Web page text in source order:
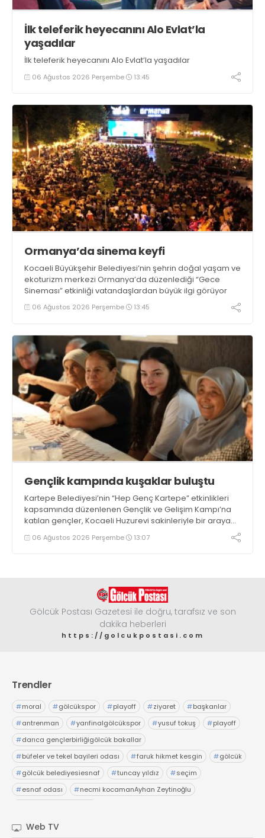
İlk teleferik heyecanını Alo Evlat’la
yaşadılar
İlk teleferik heyecanını Alo Evlat’la yaşadılar
06 Ağustos 2026 Perşembe 13:45
Ormanya’da sinema keyfi
Kocaeli Büyükşehir Belediyesi’nin şehrin doğal yaşam ve
ekoturizm merkezi Ormanya’da düzenlediği “Gece
Sineması” etkinliği vatandaşlardan büyük ilgi görüyor
06 Ağustos 2026 Perşembe 13:45
Gençlik kampında kuşaklar buluştu
Kartepe Belediyesi’nin “Hep Genç Kartepe” etkinlikleri
kapsamında düzenlenen Gençlik ve Gelişim Kampı’na
katılan gençler, Kocaeli Huzurevi sakinleriyle bir araya
geldi06 Ağustos 2026 Perşembe 13:07
Gölcük Postası Gazetesi ile doğru, tarafsız ve son
dakika heberleri
https://golcukpostasi.com
Trendler
#moral #gölcükspor #playoff #ziyaret #başkanlar
#antrenman #yarıfinalgölcükspor #yusuf tokuş #playoff
#darıca gençlerbirliğigölcük bakallar
#büfeler ve tekel bayileri odası #faruk hikmet kesgin #gölcük
#gölcük belediyesiesnaf #tuncay yıldız #seçim
#esnaf odası #necmi kocamanAyhan Zeytinoğlu
Web TV